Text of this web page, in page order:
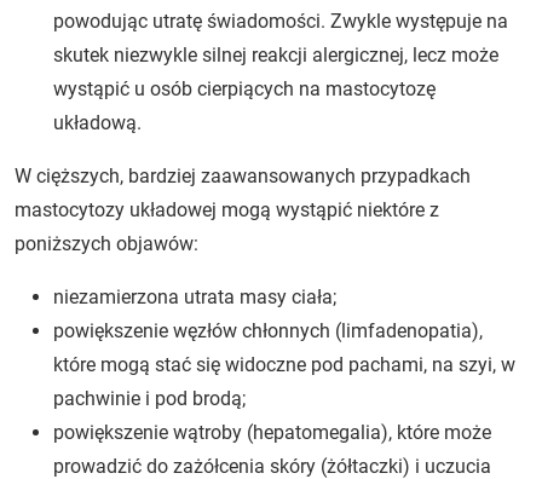
powodując utratę świadomości. Zwykle występuje na
skutek niezwykle silnej reakcji alergicznej, lecz może
wystąpić u osób cierpiących na mastocytozę
układową.
W cięższych, bardziej zaawansowanych przypadkach
mastocytozy układowej mogą wystąpić niektóre z
poniższych objawów:
niezamierzona utrata masy ciała;
powiększenie węzłów chłonnych (limfadenopatia),
które mogą stać się widoczne pod pachami, na szyi, w
pachwinie i pod brodą;
powiększenie wątroby (hepatomegalia), które może
prowadzić do zażółcenia skóry (żółtaczki) i uczucia